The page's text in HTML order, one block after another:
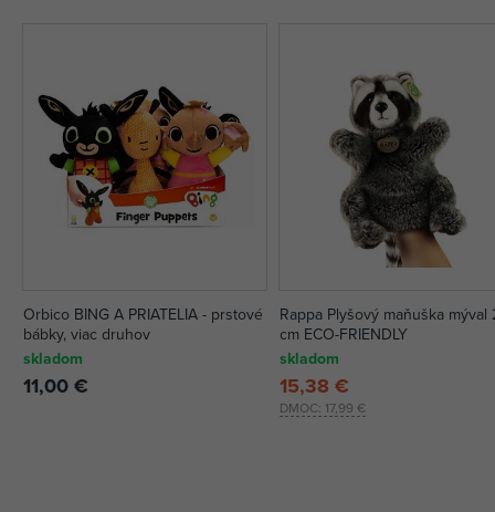
Orbico BING A PRIATELIA - prstové
bábky, viac druhov
skladom
11,00 €
Rappa Plyšový maňuška mýval
cm ECO-FRIENDLY
skladom
DMOC: 17,99 €
15,38 €